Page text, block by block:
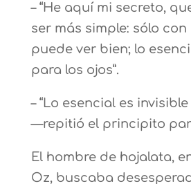
– “He aquí mi secreto,
ser más simple: sólo
puede ver bien; lo
para los ojos”.
– “Lo esencial es
—repitió el principito
El hombre de hojalata,
Oz, buscaba